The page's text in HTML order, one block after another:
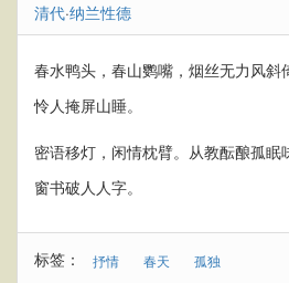
清代·纳兰性德
春水鸭头，春山鹦嘴，烟丝无力风斜
怜人掩屏山睡。
密语移灯，闲情枕臂。从教酝酿孤
窗书破人人字。
标签： 抒情 春天 孤独